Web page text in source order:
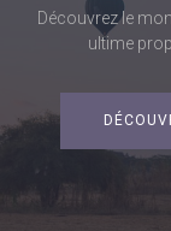
Découvrez le
ultime